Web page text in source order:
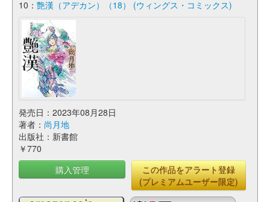
10： 艶漢（アデカン）（18） (ウィングス・コミックス)
発売日：2023年08月28日
著者： 尚月地
出版社：新書館
￥770
購入管理
この作品をアラート登録
(プレミアムユーザー限定)